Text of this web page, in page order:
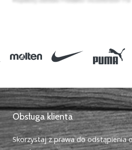
Obsługa klienta
Skorzystaj z prawa do odstąpienia